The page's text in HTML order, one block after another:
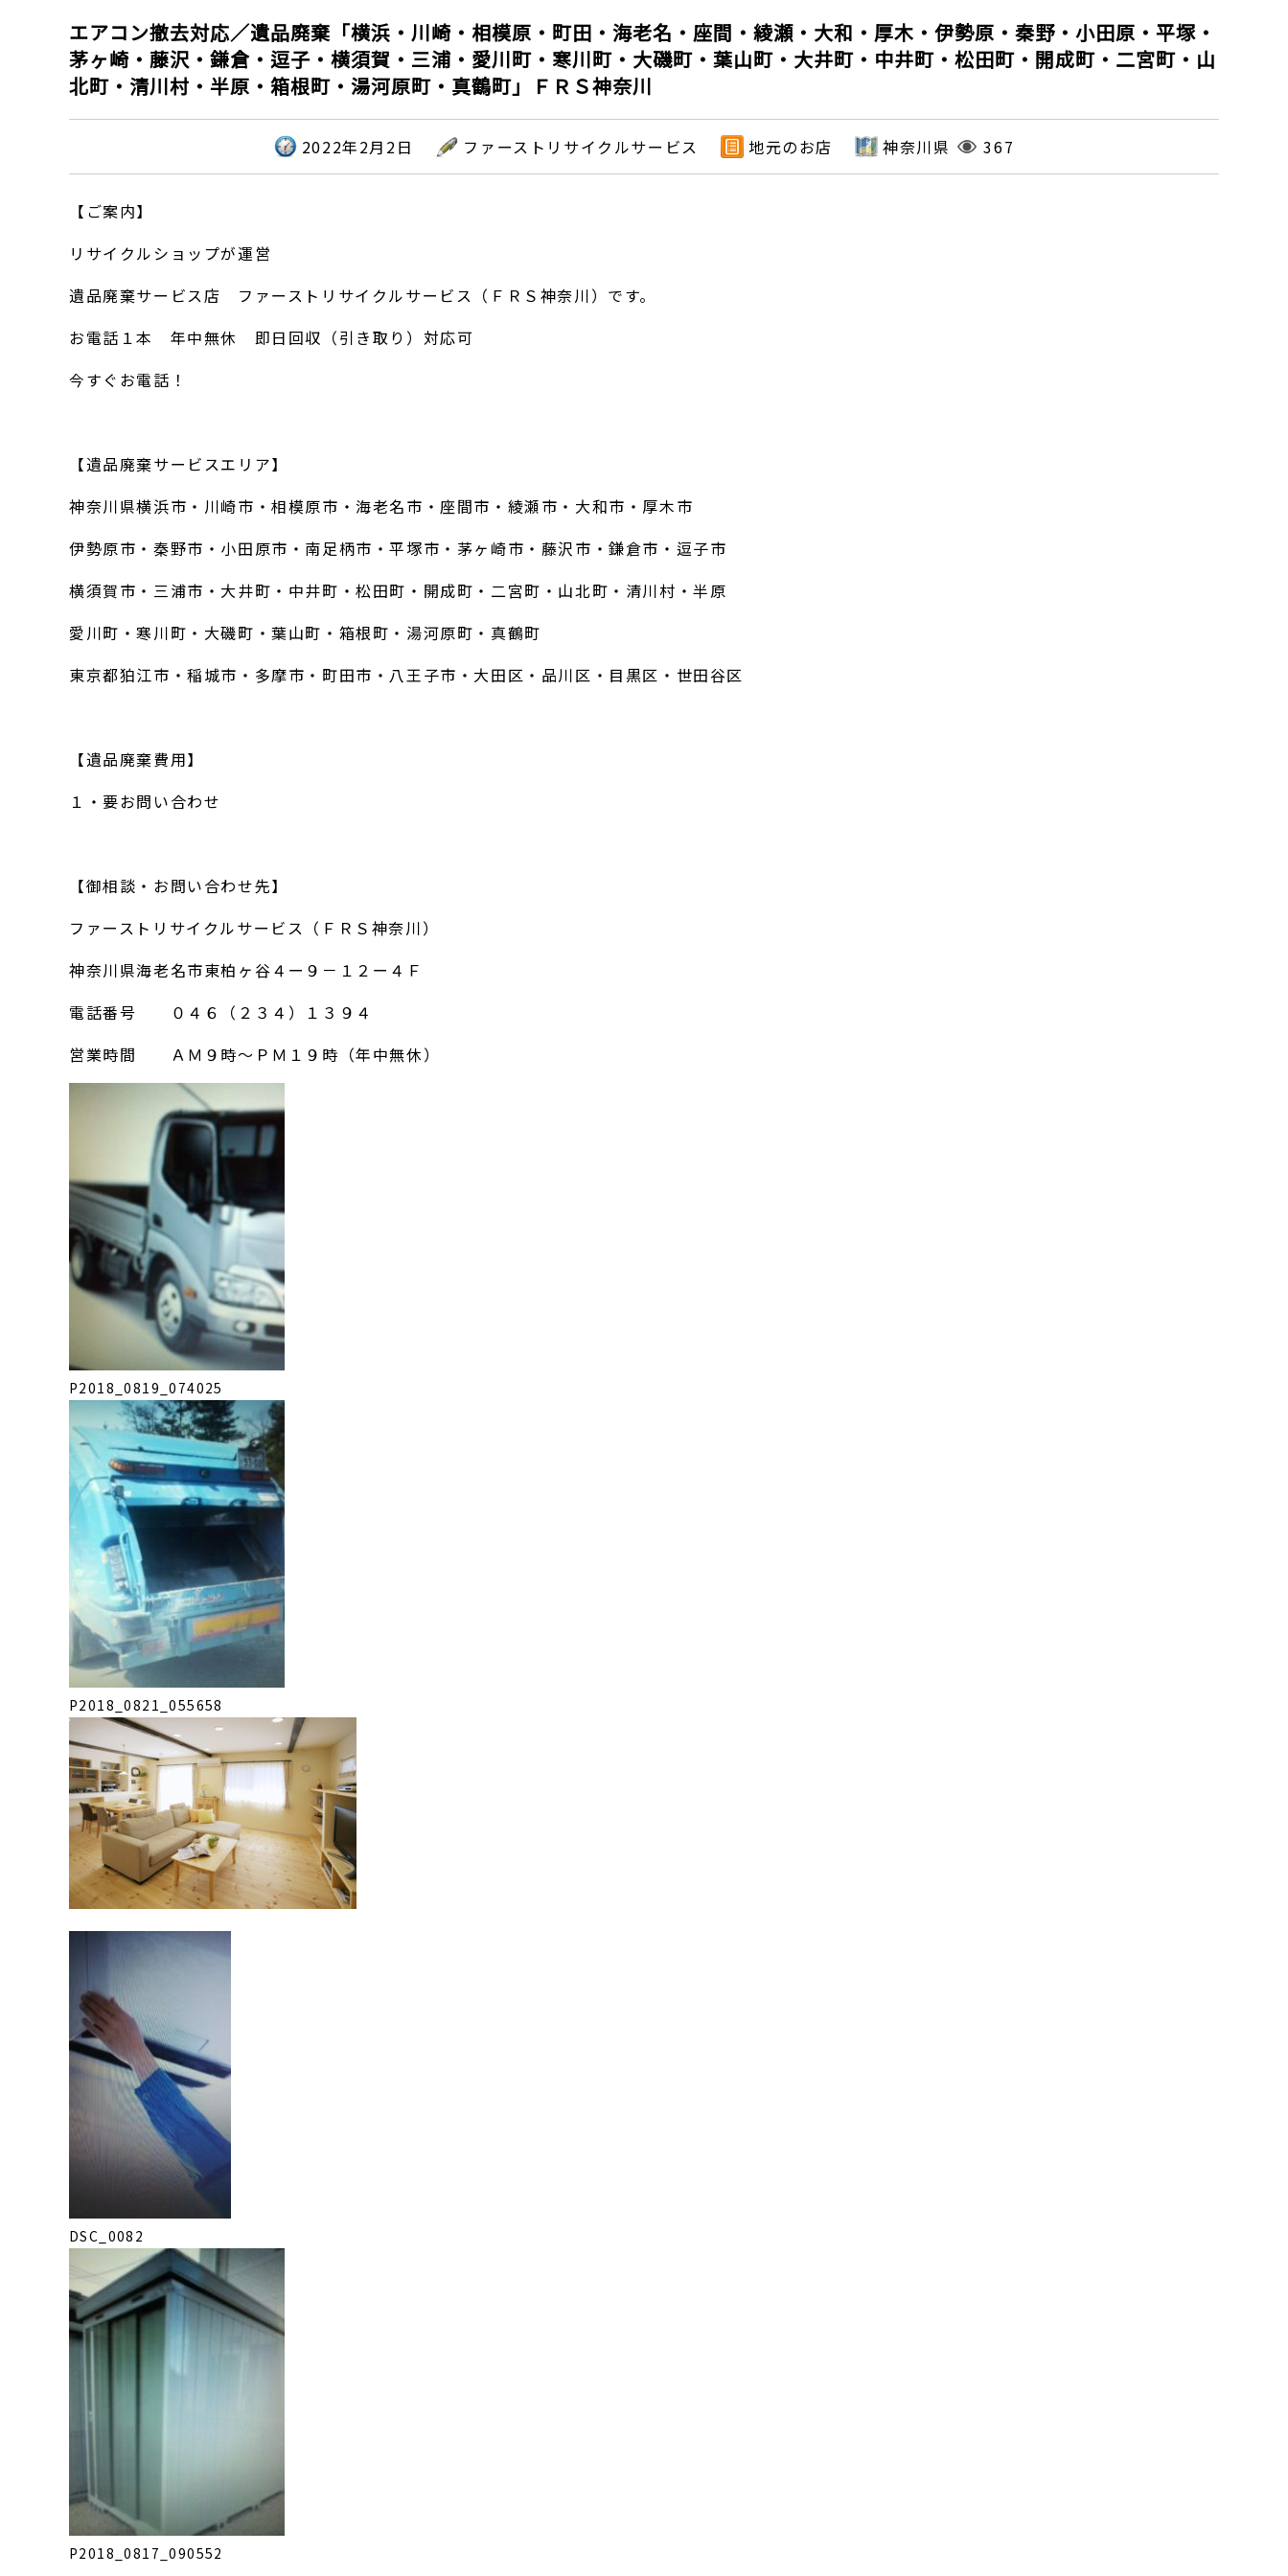
エアコン撤去対応／遺品廃棄「横浜・川崎・相模原・町田・海老名・座間・綾瀬・大和・厚木・伊勢原・秦野・小田原・平塚・
茅ヶ崎・藤沢・鎌倉・逗子・横須賀・三浦・愛川町・寒川町・大磯町・葉山町・大井町・中井町・松田町・開成町・二宮町・山
北町・清川村・半原・箱根町・湯河原町・真鶴町」ＦＲＳ神奈川
2022年2月2日 ファーストリサイクルサービス 地元のお店 神奈川県 367
【ご案内】
リサイクルショップが運営
遺品廃棄サービス店 ファーストリサイクルサービス（ＦＲＳ神奈川）です。
お電話１本 年中無休 即日回収（引き取り）対応可
今すぐお電話！
【遺品廃棄サービスエリア】
神奈川県横浜市・川崎市・相模原市・海老名市・座間市・綾瀬市・大和市・厚木市
伊勢原市・秦野市・小田原市・南足柄市・平塚市・茅ヶ崎市・藤沢市・鎌倉市・逗子市
横須賀市・三浦市・大井町・中井町・松田町・開成町・二宮町・山北町・清川村・半原
愛川町・寒川町・大磯町・葉山町・箱根町・湯河原町・真鶴町
東京都狛江市・稲城市・多摩市・町田市・八王子市・大田区・品川区・目黒区・世田谷区
【遺品廃棄費用】
１・要お問い合わせ
【御相談・お問い合わせ先】
ファーストリサイクルサービス（ＦＲＳ神奈川）
神奈川県海老名市東柏ヶ谷４ー９－１２ー４Ｆ
電話番号 ０４６（２３４）１３９４
営業時間 ＡＭ９時～ＰＭ１９時（年中無休）
P2018_0819_074025
P2018_0821_055658
DSC_0082
P2018_0817_090552